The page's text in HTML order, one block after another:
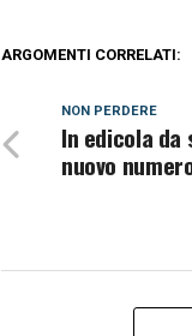
ARGOMENTI CORRELATI:
NON PERDERE
In edicola
nuovo